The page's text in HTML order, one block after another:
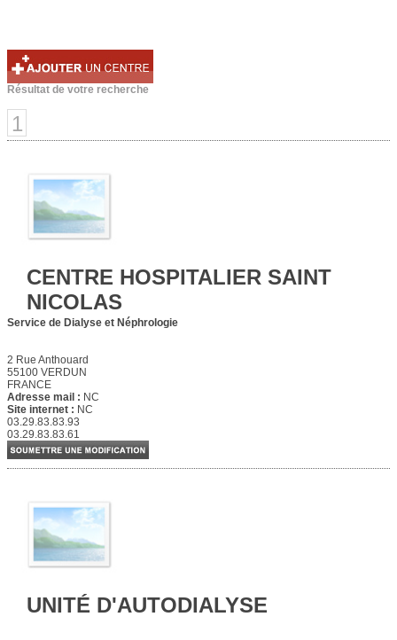
Résultat de votre recherche
1
CENTRE HOSPITALIER SAINT
NICOLAS
Service de Dialyse et Néphrologie
2 Rue Anthouard
55100 VERDUN
FRANCE
Adresse mail : NC
Site internet : NC
03.29.83.83.93
03.29.83.83.61
UNITÉ D'AUTODIALYSE